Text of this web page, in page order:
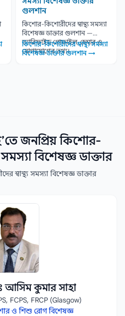
গুলশান
কিশোর-কিশোরীদের স্বাস্থ্য সমস্যা
বিশেষজ্ঞ ডাক্তার গুলশান —
ভ্যারিফাইড প্রোফাইল, চেম্বার ও
যোগাযোগের তথ্য।
কিশোর-কিশোরীদের স্বাস্থ্য সমস্যা
বিশেষজ্ঞ ডাক্তার গুলশান →
জনপ্রিয় কিশোর-
সমস্যা বিশেষজ্ঞ ডাক্তার
স্বাস্থ্য সমস্যা বিশেষজ্ঞ ডাক্তার
আসিম কুমার সাহা
FCPS, FRCP (Glasgow)
ও শিশু রোগ বিশেষজ্ঞ